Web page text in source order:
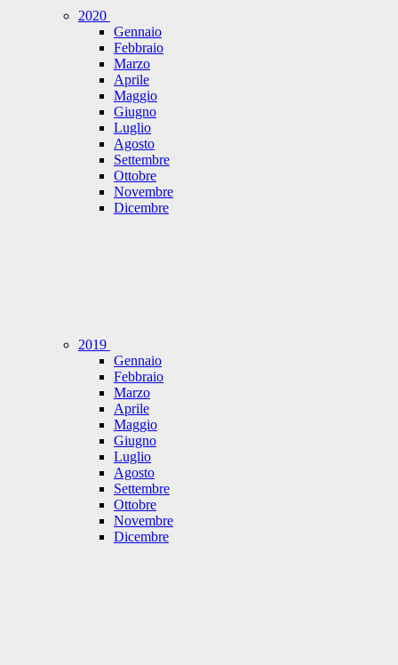
2020
Gennaio
Febbraio
Marzo
Aprile
Maggio
Giugno
Luglio
Agosto
Settembre
Ottobre
Novembre
Dicembre
2019
Gennaio
Febbraio
Marzo
Aprile
Maggio
Giugno
Luglio
Agosto
Settembre
Ottobre
Novembre
Dicembre